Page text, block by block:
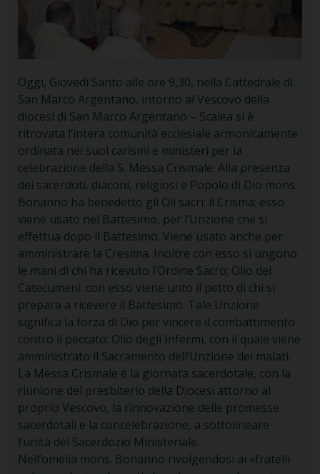
Oggi, Giovedì Santo alle ore 9,30, nella Cattedrale di
San Marco Argentano, intorno al Vescovo della
diocesi di San Marco Argentano – Scalea si è
ritrovata l’intera comunità ecclesiale armonicamente
ordinata nei suoi carismi e ministeri per la
celebrazione della S. Messa Crismale. Alla presenza
dei sacerdoti, diaconi, religiosi e Popolo di Dio mons.
Bonanno ha benedetto gli Oli sacri: il Crisma: esso
viene usato nel Battesimo, per l’Unzione che si
effettua dopo il Battesimo. Viene usato anche per
amministrare la Cresima. Inoltre con esso si ungono
le mani di chi ha ricevuto l’Ordine Sacro; Olio dei
Catecumeni: con esso viene unto il petto di chi si
prepara a ricevere il Battesimo. Tale Unzione
significa la forza di Dio per vincere il combattimento
contro il peccato; Olio degli Infermi, con il quale viene
amministrato il Sacramento dell’Unzione dei malati.
La Messa Crismale è la giornata sacerdotale, con la
riunione del presbiterio della Diocesi attorno al
proprio Vescovo, la rinnovazione delle promesse
sacerdotali e la concelebrazione, a sottolineare
l’unità del Sacerdozio Ministeriale.
Nell’omelia mons. Bonanno rivolgendosi ai «fratelli